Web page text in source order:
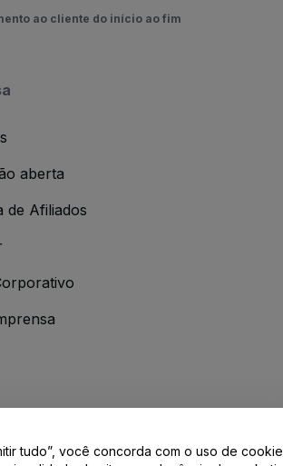
ao cliente do início ao fim
aberta
de Afiliados
tudo”, você concorda com o uso de